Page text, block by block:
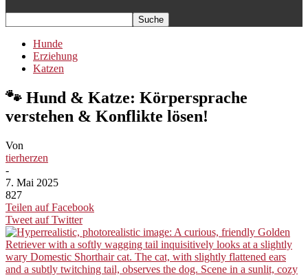
Hunde
Erziehung
Katzen
🐾 Hund & Katze: Körpersprache
verstehen & Konflikte lösen!
Von
tierherzen
-
7. Mai 2025
827
Teilen auf Facebook
Tweet auf Twitter